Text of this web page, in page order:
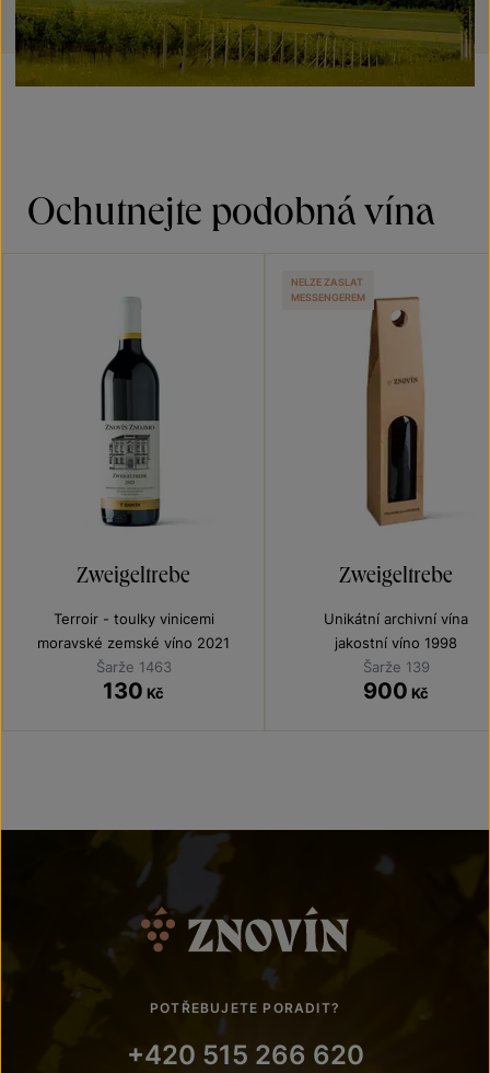
Ochutnejte podobná vína
Zweigeltrebe
Terroir - toulky vinicemi
moravské zemské víno 2021
Šarže 1463
130 Kč
Zweigeltrebe
Unikátní archivní vína
jakostní víno 1998
Šarže 139
900 Kč
NELZE ZASLAT
MESSENGEREM
POTŘEBUJETE PORADIT?
+420 515 266 620